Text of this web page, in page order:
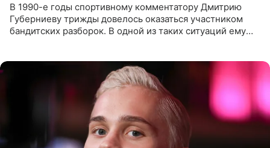
В 1990-е годы спортивному комментатору Дмитрию
Губерниеву трижды довелось оказаться участником
бандитских разборок. В одной из таких ситуаций ему